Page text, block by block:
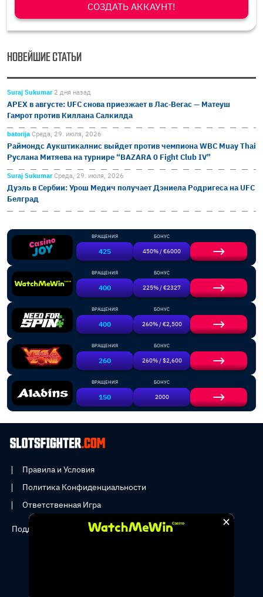
СОЗДАТЬ АККАУНТ!
×
НОВЕЙШИЕ СТАТЬИ
Suraj Sukumar 2 дня назад
APEX в августе: UFC снова приезжает в Лас‑Вегас — Матеуш
Гамрот против Киллана Салкилда
batorija Среда, 29. июля, 2026
Раймондс Аукштикалнис выйдет против чемпиона WBC Muay Thai
Руслана Митяева на турнире “BAZARA 0 Fight Club IV”
Suraj SukumarСреда, 29. июля, 2026
Дуэль в Сербии: Урош Медич получает Дэниела Родригеса на UFC
Белград
ВРАЩЕНИЯ
425
БОНУС
450% / €6000
ВРАЩЕНИЯ
400
БОНУС
225% / €2327
ВРАЩЕНИЯ
400
БОНУС
260% / €2,500
ВРАЩЕНИЯ
260
БОНУС
260% / $2,600
ВРАЩЕНИЯ
150
БОНУС
2000
Правила и Условия
Политика Конфиденциальности
Ответственная Игра
Поддержка: info@slotsfighter.com